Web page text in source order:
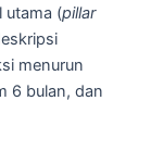
utama (pillar
menurun
6 bulan, dan